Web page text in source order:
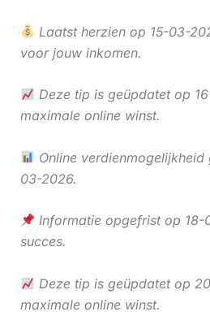
Laatst herzien op 15-03-
voor jouw inkomen.
Deze tip is geüpdatet op
maximale online winst.
Online
03-2026.
Informatie opgefrist op
succes.
Deze tip is geüpdatet op
maximale online winst.